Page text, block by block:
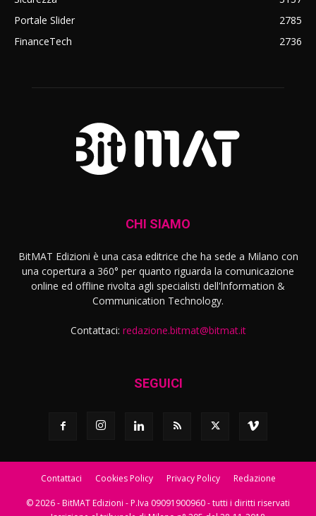
Portale Slider
2785
FinanceTech
2736
CHI SIAMO
BitMAT Edizioni è una casa editrice che ha sede a Milano con
una copertura a 360° per quanto riguarda la comunicazione
online ed offline rivolta agli specialisti dell'lnformation &
Communication Technology.
Contattaci: redazione.bitmat@bitmat.it
SEGUICI
Contattaci Cookies Policy Privacy Policy Redazione
© 2026 - BitMAT Edizioni - P.Iva 09091900960 - tutti i diritti riservati